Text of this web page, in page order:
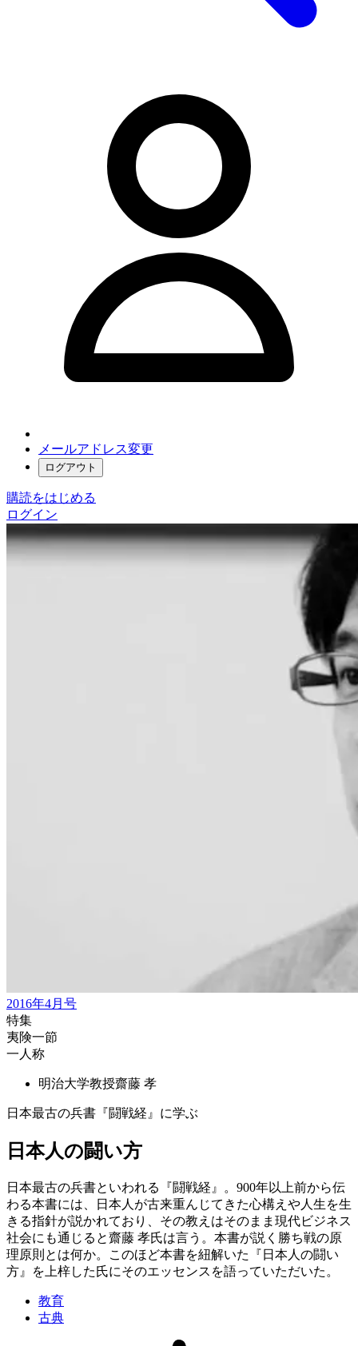
メールアドレス変更
ログアウト
購読をはじめる
ログイン
2016年4月号
特集
夷険一節
一人称
明治大学教授齋藤 孝
日本最古の兵書『闘戦経』に学ぶ
日本人の闘い方
日本最古の兵書といわれる『闘戦経』。900年以上前から伝
わる本書には、日本人が古来重んじてきた心構えや人生を生
きる指針が説かれており、その教えはそのまま現代ビジネス
社会にも通じると齋藤 孝氏は言う。本書が説く勝ち戦の原
理原則とは何か。このほど本書を紐解いた『日本人の闘い
方』を上梓した氏にそのエッセンスを語っていただいた。
教育
古典